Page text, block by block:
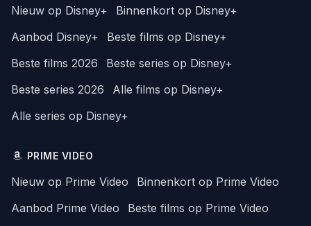
Nieuw op Disney+
Binnenkort op Disney+
Aanbod Disney+
Beste films op Disney+
Beste films 2026
Beste series op Disney+
Beste series 2026
Alle films op Disney+
Alle series op Disney+
PRIME VIDEO
Nieuw op Prime Video
Binnenkort op Prime Video
Aanbod Prime Video
Beste films op Prime Video